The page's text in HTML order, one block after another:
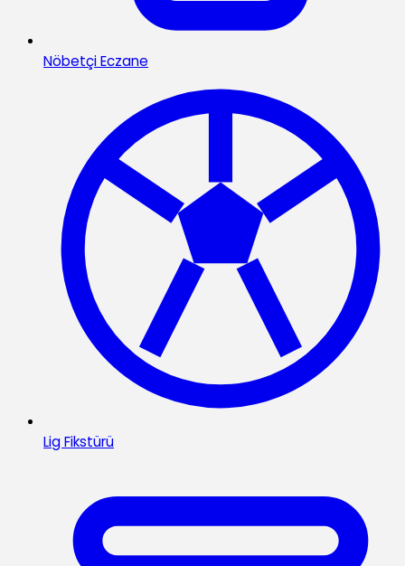
Nöbetçi Eczane
Lig Fikstürü